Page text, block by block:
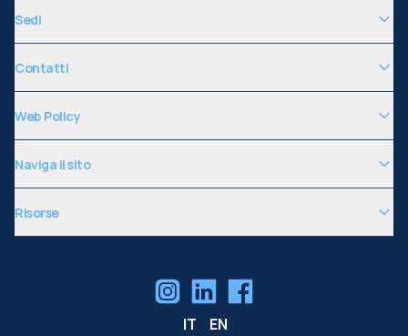
Sedi
Contatti
Web Policy
Naviga il sito
Risorse
IT EN